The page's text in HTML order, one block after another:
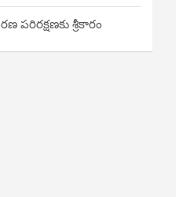
పరిరక్షణకు శ్రీకారం